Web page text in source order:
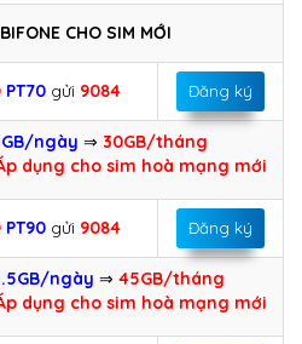
CHO SIM MỚI
PT70 gửi 9084 Đăng ký
ngày ⇒ 30GB/tháng
dụng cho sim hoà mạng mới
PT90 gửi 9084 Đăng ký
ngày ⇒ 45GB/tháng
dụng cho sim hoà mạng mới